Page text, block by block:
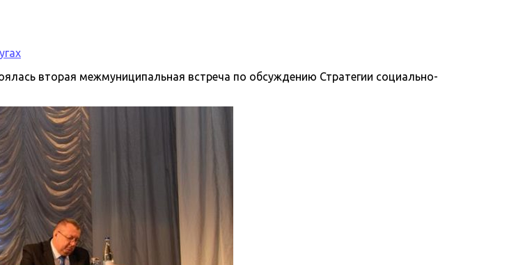
вторая межмуниципальная встреча по обсуждению Стратегии социально-